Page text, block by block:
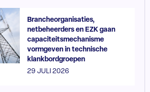
Brancheorganisaties,
netbeheerders en EZK gaan
capaciteitsmechanisme
vormgeven in technische
klankbordgroepen
29 JULI 2026